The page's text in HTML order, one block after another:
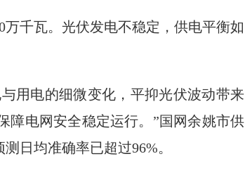
千瓦。光伏发电不稳定，供电平衡如
用电的细微变化，平抑光伏波动带来
障电网安全稳定运行。”国网余姚市供
日均准确率已超过96%。